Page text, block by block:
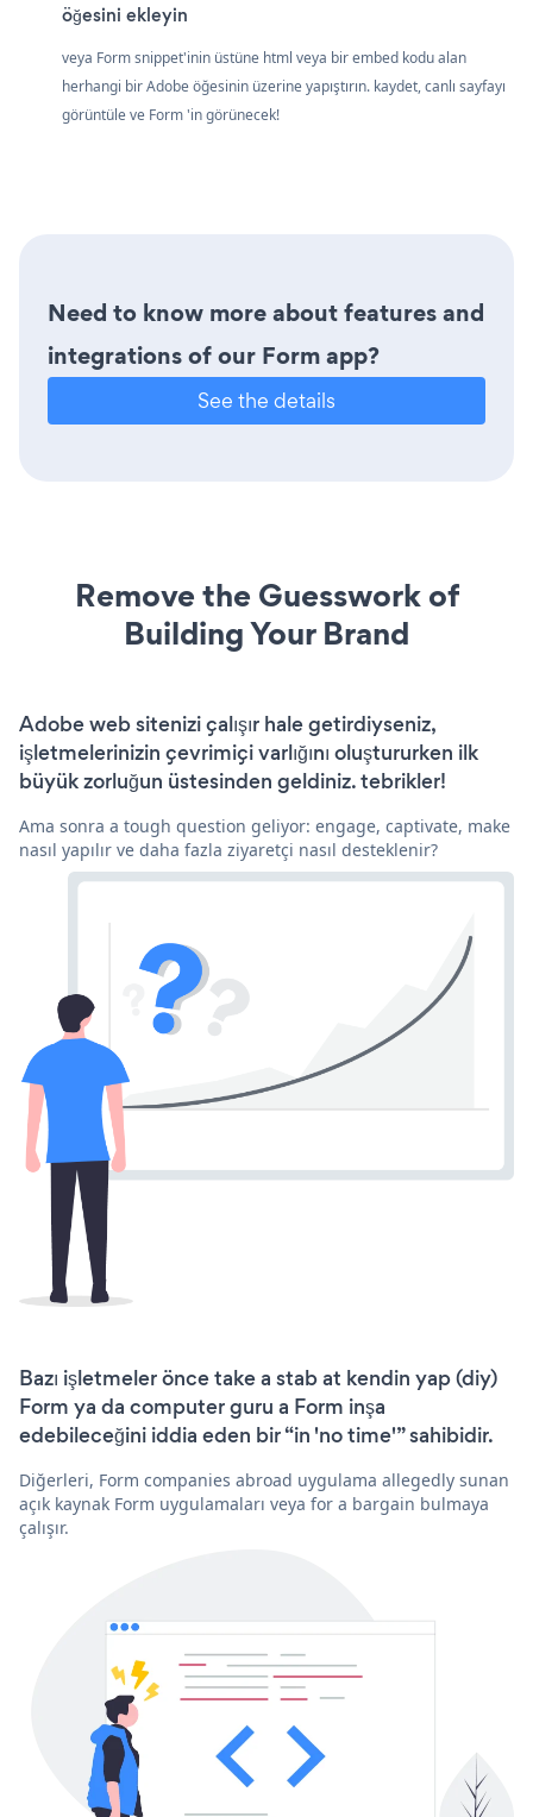
öğesini ekleyin
veya Form snippet'inin üstüne html veya bir embed kodu alan
herhangi bir Adobe öğesinin üzerine yapıştırın. kaydet, canlı sayfayı
görüntüle ve Form 'in görünecek!
Need to know more about features and
integrations of our Form app?
See the details
Remove the Guesswork of
Building Your Brand
Adobe web sitenizi çalışır hale getirdiyseniz,
işletmelerinizin çevrimiçi varlığını oluştururken ilk
büyük zorluğun üstesinden geldiniz. tebrikler!
Ama sonra a tough question geliyor: engage, captivate, make
nasıl yapılır ve daha fazla ziyaretçi nasıl desteklenir?
Bazı işletmeler önce take a stab at kendin yap (diy)
Form ya da computer guru a Form inşa
edebileceğini iddia eden bir “in 'no time'” sahibidir.
Diğerleri, Form companies abroad uygulama allegedly sunan
açık kaynak Form uygulamaları veya for a bargain bulmaya
çalışır.